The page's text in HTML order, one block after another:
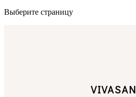
Выберите страницу
VIVASAN